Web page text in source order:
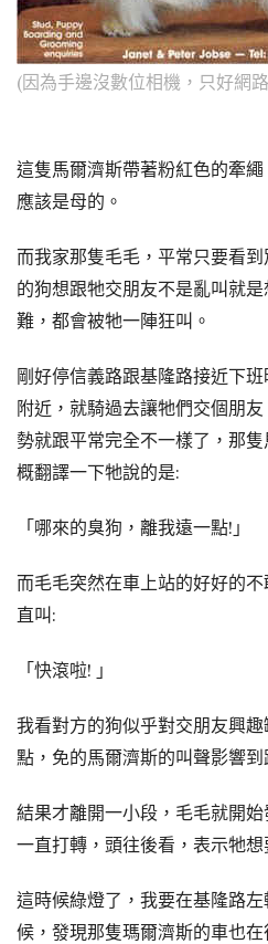
(因為手邊沒數位相機，只好網
這隻馬爾濟斯帶著粉紅色的牽
應該是母的。
而我家那隻毛毛，平常只要看
的狗想跟牠交朋友不是亂叫就
難，都會被牠一陣狂叫。
剛好停信義路跟基隆路接近下
附近，就騎過去讓牠們交個朋
勢就跟平常完全不一樣了，那
概翻譯一下牠說的是:
「哪來的臭狗，離我遠一點!」
而毛毛突然在車上站的好好的
直叫:
「快滾啦! 」
我看對方的狗似乎對交朋友興
點，免的馬爾濟斯的叫聲影響到
結果才離開一小段，毛毛就開
一直打轉，頭往後看，表示牠
這時候綠燈了，我要在基隆路
候，發現那隻瑪爾濟斯的車也